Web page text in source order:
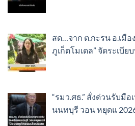
สด…จาก ต.กะรน อ.เมือ
ภูเก็ตโมเดล” จัดระเบีย
“รมว.ศธ.” สั่งด่วนรับมือ
นนทบุรี วอน หยุดแ